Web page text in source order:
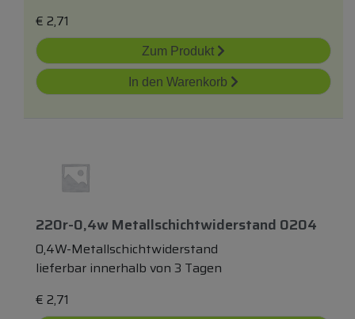
€ 2,71
Zum Produkt
In den Warenkorb
220r-0,4w Metallschichtwiderstand 0204
0,4W-Metallschichtwiderstand
lieferbar innerhalb von 3 Tagen
€ 2,71